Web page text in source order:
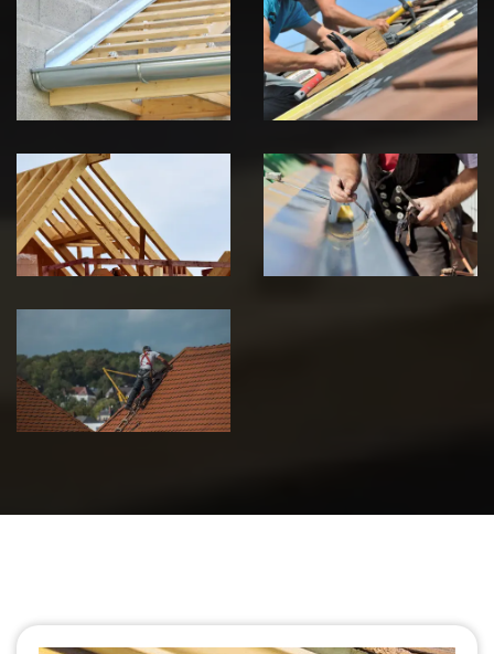
Pose de
Chéneau 39
Jura
Réparation de
toiture 39
Jura
Traitement de
charpente 39
Jura
Travaux de
zinguerie 39
Jura
Urgence fuite
de toiture 39
Jura